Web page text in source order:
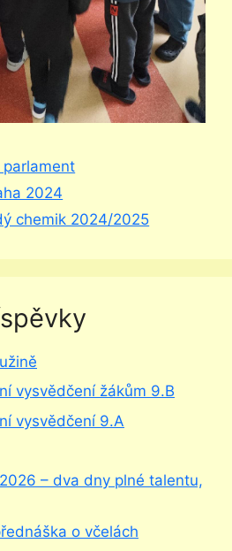
parlament
2024
chemik 2024/2025
vysvědčení žákům 9.B
vysvědčení 9.A
– dva dny plné talentu,
o včelách